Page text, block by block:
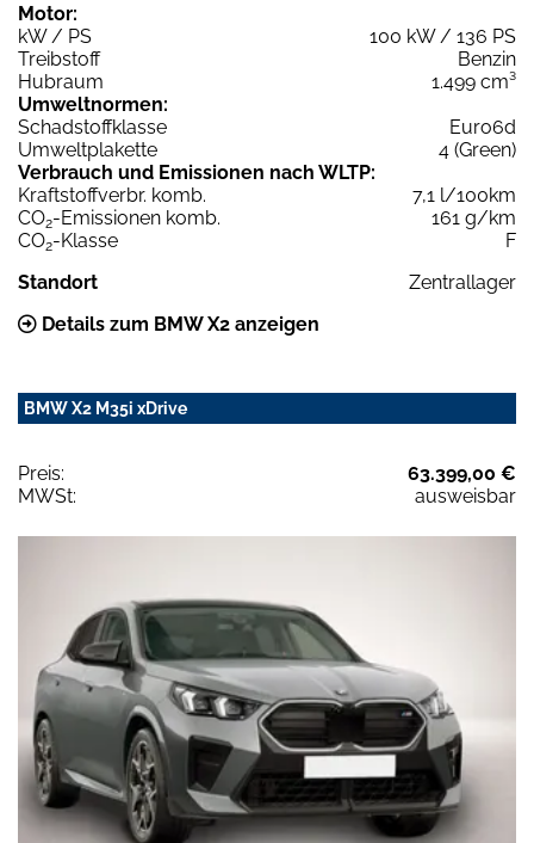
Motor:
kW / PS
100 kW / 136 PS
Treibstoff
Benzin
Hubraum
1.499 cm³
Umweltnormen:
Schadstoffklasse
Euro6d
Umweltplakette
4 (Green)
Verbrauch und Emissionen nach WLTP:
Kraftstoffverbr. komb.
7,1 l/100km
CO2-Emissionen komb.
161 g/km
CO2-Klasse
F
Standort
Zentrallager
Details zum BMW X2 anzeigen
BMW X2 M35i xDrive
Preis:
63.399,00 €
MWSt:
ausweisbar